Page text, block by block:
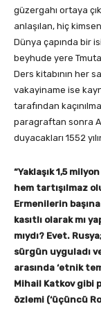
güzergahı ortaya
anlaşılan, hiç
Dünya çapında bir
beyhude yere
Ders kitabının her
vakayiname ise
tarafından
paragraftan sonra
duyacakları 1552
“Yaklaşık 1,5
hem tartışılmaz
Ermenilerin
kasıtlı olarak mı
mıydı? Evet.
sürgün uyguladı
arasında ‘etnik
Mihail Katkov gibi
özlemi (‘üçüncü